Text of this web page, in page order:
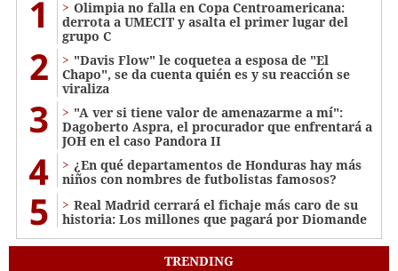
1
Olimpia no falla en Copa Centroamericana:
derrota a UMECIT y asalta el primer lugar del
grupo C
2
"Davis Flow" le coquetea a esposa de "El
Chapo", se da cuenta quién es y su reacción se
viraliza
3
"A ver si tiene valor de amenazarme a mí":
Dagoberto Aspra, el procurador que enfrentará a
JOH en el caso Pandora II
4
¿En qué departamentos de Honduras hay más
niños con nombres de futbolistas famosos?
5
Real Madrid cerrará el fichaje más caro de su
historia: Los millones que pagará por Diomande
TRENDING